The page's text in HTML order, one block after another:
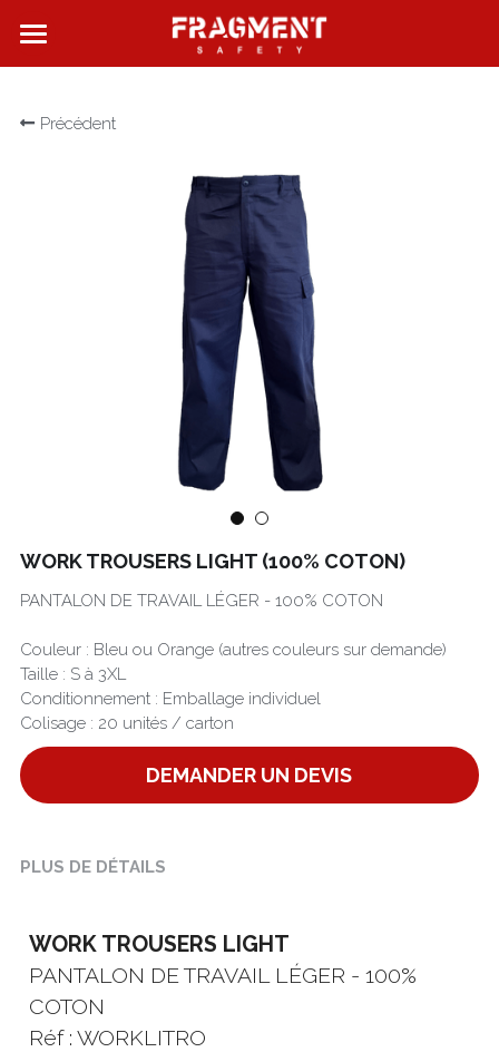
FRAGMENT SAFETY
QUI SOMMES NOUS ?
NOS BOUTIQUES
Précédent
WORK TROUSERS LIGHT (100% COTON)
PANTALON DE TRAVAIL LÉGER - 100% COTON
Couleur : Bleu ou Orange (autres couleurs sur demande)
Taille : S à 3XL
Conditionnement : Emballage individuel
Colisage : 20 unités / carton
DEMANDER UN DEVIS
PLUS DE DÉTAILS
WORK TROUSERS LIGHT
PANTALON DE TRAVAIL LÉGER - 100%
COTON
Réf : WORKLITRO